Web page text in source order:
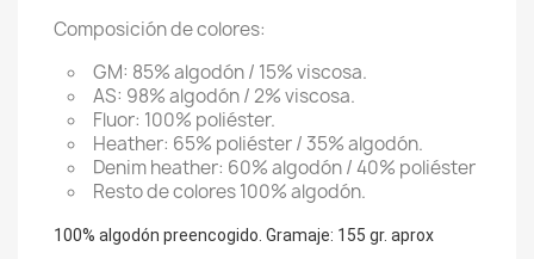
Composición de colores:
GM: 85% algodón / 15% viscosa.
AS: 98% algodón / 2% viscosa.
Fluor: 100% poliéster.
Heather: 65% poliéster / 35% algodón.
Denim heather: 60% algodón / 40% poliéster
Resto de colores 100% algodón.
100% algodón preencogido. Gramaje: 155 gr. aprox